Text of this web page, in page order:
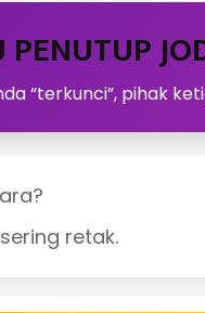
“terkunci”, pihak
retak.